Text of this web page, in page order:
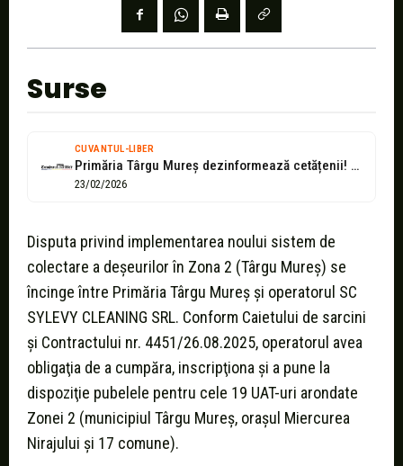
Surse
CUVANTUL-LIBER
Primăria Târgu Mureș dezinformează cetățenii! Documentele oficiale demască intenția de manipulare
23/02/2026
Disputa privind implementarea noului sistem de
colectare a deşeurilor în Zona 2 (Târgu Mureş) se
încinge între Primăria Târgu Mureş şi operatorul SC
SYLEVY CLEANING SRL. Conform Caietului de sarcini
şi Contractului nr. 4451/26.08.2025, operatorul avea
obligaţia de a cumpăra, inscripţiona şi a pune la
dispoziţie pubelele pentru cele 19 UAT-uri arondate
Zonei 2 (municipiul Târgu Mureş, oraşul Miercurea
Nirajului şi 17 comune).